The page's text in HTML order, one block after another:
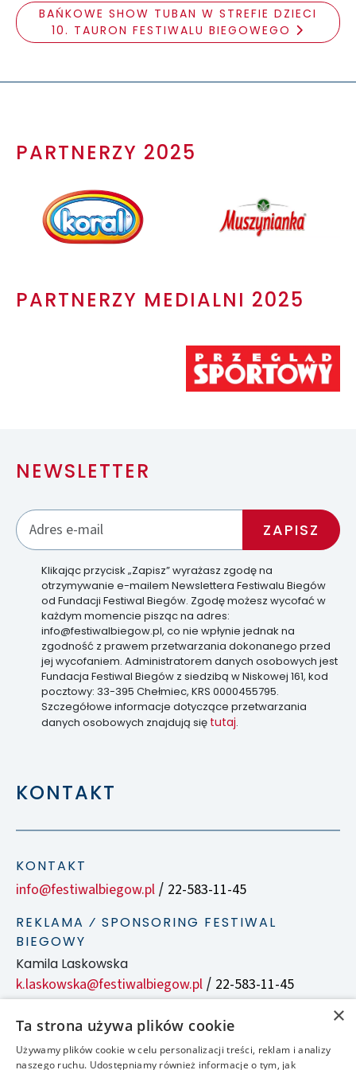
BAŃKOWE SHOW TUBAN W STREFIE DZIECI
10. TAURON FESTIWALU BIEGOWEGO
PARTNERZY 2025
PARTNERZY MEDIALNI 2025
NEWSLETTER
Klikając przycisk „Zapisz” wyrażasz zgodę na
otrzymywanie e-mailem Newslettera Festiwalu Biegów
od Fundacji Festiwal Biegów. Zgodę możesz wycofać w
każdym momencie pisząc na adres:
info@festiwalbiegow.pl, co nie wpłynie jednak na
zgodność z prawem przetwarzania dokonanego przed
jej wycofaniem. Administratorem danych osobowych jest
Fundacja Festiwal Biegów z siedzibą w Niskowej 161, kod
pocztowy: 33-395 Chełmiec, KRS 0000455795.
Szczegółowe informacje dotyczące przetwarzania
danych osobowych znajdują się tutaj.
KONTAKT
KONTAKT
info@festiwalbiegow.pl / 22-583-11-45
REKLAMA ⁄ SPONSORING FESTIWAL
BIEGOWY
Kamila Laskowska
k.laskowska@festiwalbiegow.pl / 22-583-11-45
SOCIAL MEDIA ⁄ APLIKACJA
×
Ta strona używa plików cookie
Używamy plików cookie w celu personalizacji treści, reklam i analizy
naszego ruchu. Udostępniamy również informacje o tym, jak